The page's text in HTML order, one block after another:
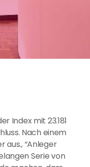
Index mit 23.181
Nach einem
“Anleger
Serie von